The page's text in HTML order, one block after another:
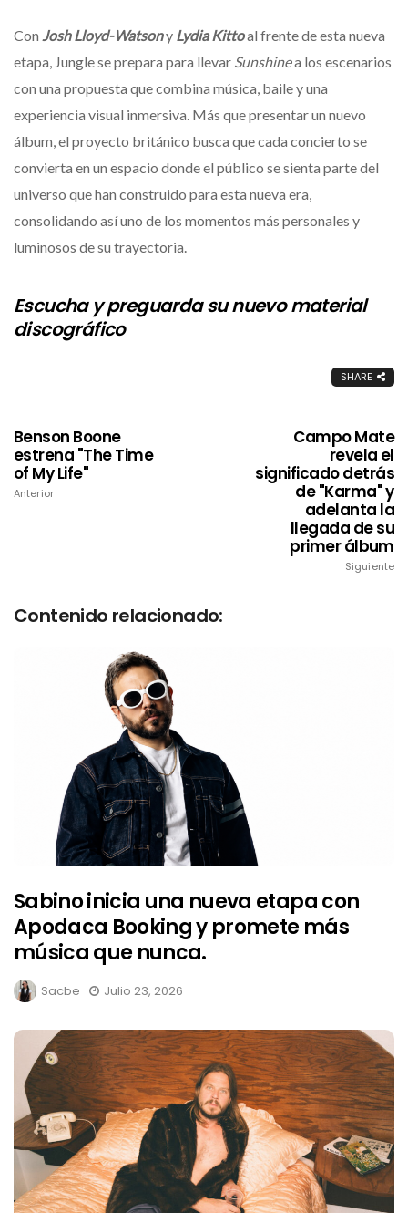
Con Josh Lloyd-Watsony Lydia Kittoal frente de esta nueva
etapa, Jungle se prepara para llevar Sunshinea los escenarios
con una propuesta que combina música, baile y una
experiencia visual inmersiva. Más que presentar un nuevo
álbum, el proyecto británico busca que cada concierto se
convierta en un espacio donde el público se sienta parte del
universo que han construido para esta nueva era,
consolidando así uno de los momentos más personales y
luminosos de su trayectoria.
Escucha y preguarda su nuevo material
discográfico
SHARE
Benson Boone
estrena "The Time
of My Life"
Anterior
Campo Mate
revela el
significado detrás
de "Karma" y
adelanta la
llegada de su
primer álbum
Siguiente
Contenido relacionado:
Sabino inicia una nueva etapa con
Apodaca Booking y promete más
música que nunca.
Sacbe Julio 23, 2026